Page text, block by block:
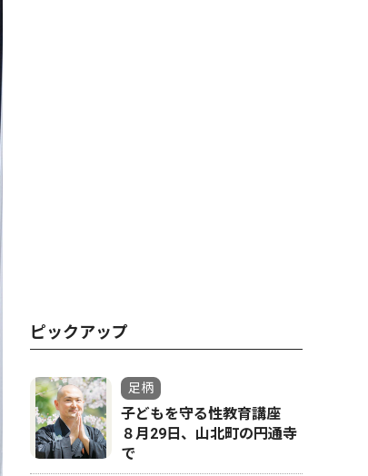
ピックアップ
足柄
子どもを守る性教育講座
８月29日、山北町の円通寺
で